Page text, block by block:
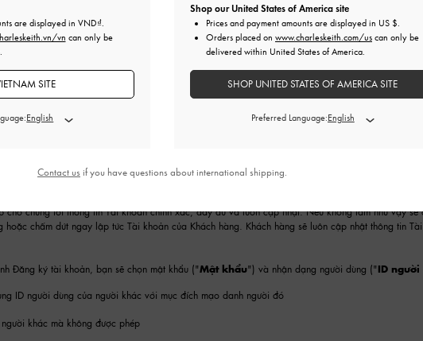
khách hàng đăng ký một tài khoản trực tuyến ("Tài khoản") để cho phép khách hàng truy cập
nhất định.
Tài khoản của mình chỉ dành cho mục đích sử dụng cá nhân. Khách hàng đồng ý không:
phép người khác sử dụng Tài khoản
cho chúng tôi thông tin Tài khoản chính xác, đầy đủ và luôn cập nhật. Nếu không làm như vậy
hoặc chấm dứt ngay lập tức Tài khoản của Khách hàng. Khách hàng sẽ luôn cập nhật thông tin
Đăng ký tài khoản, bạn sẽ chọn mật khẩu ("Mật khẩu") và nhận dạng người dùng ("ID người
ID người dùng của người khác với mục đích mạo danh người đó
khác mà không được phép
are displayed in VND .
vn can only be
SITE
Shop our United States of America site
Prices and payment amounts are displayed in US $
Orders placed on www.charleskeith.com/us can only be
delivered within United States of America.
SHOP UNITED STATES OF AMERICA SITE
Preferred Language:
Contact us if you have questions about international shipping.